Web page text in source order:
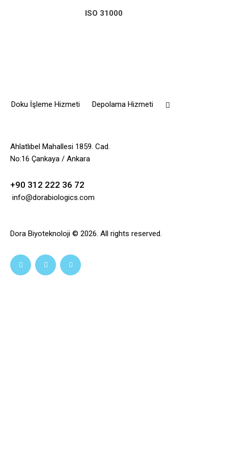
ISO 31000
Doku İşleme Hizmeti Depolama Hizmeti
Ahlatlıbel Mahallesi 1859. Cad.
No:16 Çankaya / Ankara
+90 312 222 36 72
info@dorabiologics.com
Dora Biyoteknoloji © 2026. All rights reserved.